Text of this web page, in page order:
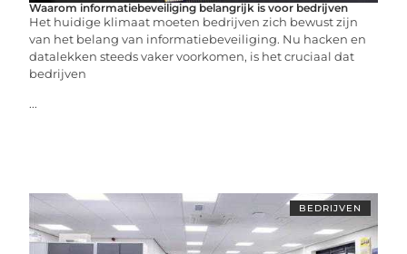
Waarom informatiebeveiliging belangrijk is voor bedrijven
Het huidige klimaat moeten bedrijven zich bewust zijn
van het belang van informatiebeveiliging. Nu hacken en
datalekken steeds vaker voorkomen, is het cruciaal dat
bedrijven
...
BEDRIJVEN